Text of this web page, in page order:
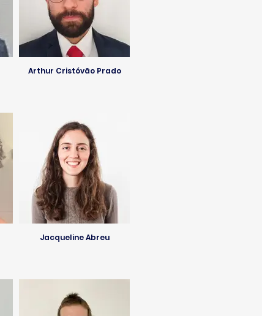
Arthur Cristóvão Prado
Jacqueline Abreu